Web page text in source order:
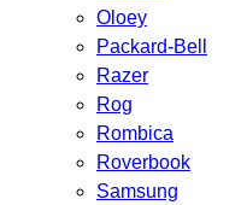
Oloey
Packard-Bell
Razer
Rog
Rombica
Roverbook
Samsung